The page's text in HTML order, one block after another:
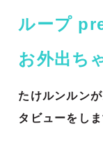
ループ
お外出ち
たけルンルン
タビューをしま